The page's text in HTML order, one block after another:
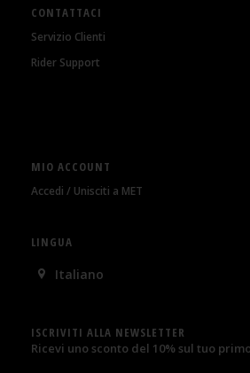
CONTATTACI
Servizio Clienti
Rider Support
MIO ACCOUNT
Accedi / Unisciti a MET
LINGUA
Italiano
ISCRIVITI ALLA NEWSLETTER
Ricevi uno sconto del 10% sul tuo